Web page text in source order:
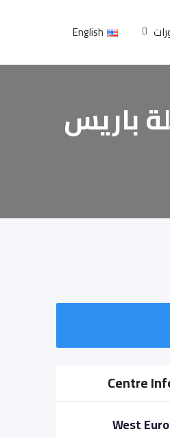
English
باريس
Centre
West